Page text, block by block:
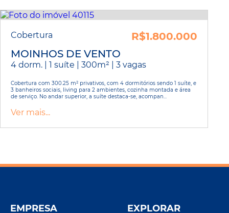
Cobertura
R$1.800.000
MOINHOS DE VENTO
4 dorm. | 1 suíte | 300m² | 3 vagas
Cobertura com 300.25 m² privativos, com 4 dormitórios sendo 1 suíte, e
3 banheiros sociais, living para 2 ambientes, cozinha montada e área
de serviço. No andar superior, a suíte destaca-se, acompan...
Ver mais...
EMPRESA EXPLORAR